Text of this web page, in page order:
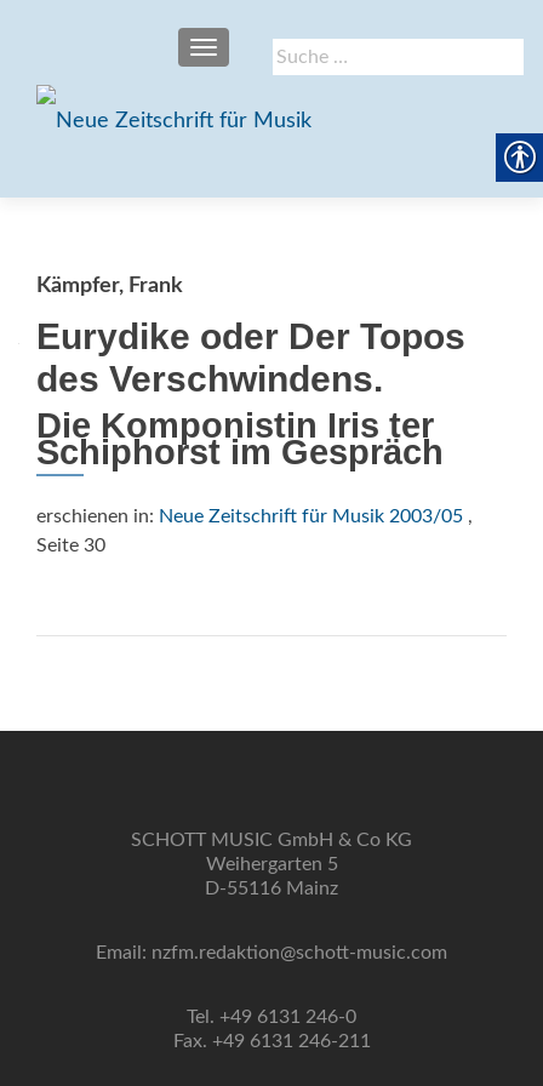
Suche
nach:
SCHALTE NAVIGATION
Kämpfer, Frank
Eurydike oder Der Topos
des Verschwindens.
Die Komponistin Iris ter
Schiphorst im Gespräch
erschienen in: Neue Zeitschrift für Musik 2003/05 ,
Seite 30
SCHOTT MUSIC GmbH & Co KG
Weihergarten 5
D-55116 Mainz
Email: nzfm.redaktion@schott-music.com
Tel. +49 6131 246-0
Fax. +49 6131 246-211